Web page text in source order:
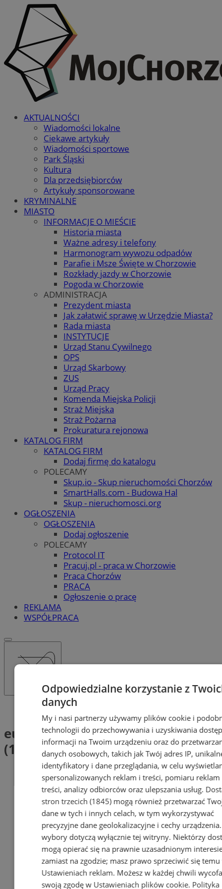
AKTUALNOŚCI
Wiadomości lokalne
Ciekawe artykuły
Wiadomości sportowe
Park Śląski
Kultura
Dla przedsiębiorców
Artykuły sponsorowane
KRYMINALNE
MIASTO
INFORMACJE O MIEŚCIE
Historia miasta
Ważne adresy i telefony
Harmonogram wywozu odpadów
Parafie i Msze Święte w Chorzowie
Rozkłady jazdy w Chorzowie
Pogoda w Chorzowie
ADMINISTRACJA
Prezydent miasta
Jak załatwić sprawę w Urzędzie Miasta?
Rada miasta
INSTYTUCJE
Urząd Stanu Cywilnego
OPS
Urząd Skarbowy
ZUS
Urząd Pracy
Komenda Miejska Policji
Straż Miejska
Straż Pożarna
Prokuratura rejonowa
KATALOG FIRM
KATALOG FIRM
Dodaj firmę do katalogu
POLECAMY
Skup.io - Skup nieruchomości Chorzów
SmartHalls.com - Budowa Hal
Skup - nieruchomosci.org
OGŁOSZENIA
OGŁOSZENIA
Dodaj ogłoszenie
POLECAMY
Protocol IT
Pracuj.pl - praca w Chorzowie
Praca Chorzów
PRACA
Ogłoszenie o pracę
REKLAMA
WSPÓŁPRACA
Tag: europejski kongres gospodarczy
europejski kongres gospodarczy
(1)
Odpowiedzialne korzystanie z
danych
My i nasi partnerzy używamy plików cookie i
technologii do przechowywania i uzyskiwania
informacji na Twoim urządzeniu oraz do
danych osobowych, takich jak Twój adres IP,
identyfikatory i dane przeglądania, w celu
spersonalizowanych reklam i treści, pomiaru reklam
treści, analizy odbiorców oraz ulepszania usług.
stron trzecich (1845)mogą również przetwarzać
dane w tych i innych celach, w tym wykorzystywać
precyzyjne dane geolokalizacyjne i cechy
wybory dotyczą wyłącznie tej witryny. Niektórzy
mogą opierać się na prawnie uzasadnionym
zamiast na zgodzie; masz prawo sprzeciwić się temu
Ustawieniach reklam. Możesz w każdej chwili
swoją zgodę w Ustawieniach plików cookie. Polityka